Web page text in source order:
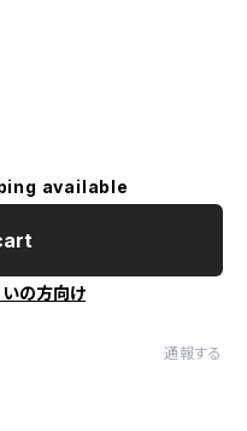
available
の方向け
通報する